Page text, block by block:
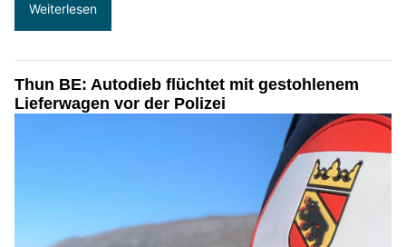
Weiterlesen
Thun BE: Autodieb flüchtet mit gestohlenem
Lieferwagen vor der Polizei